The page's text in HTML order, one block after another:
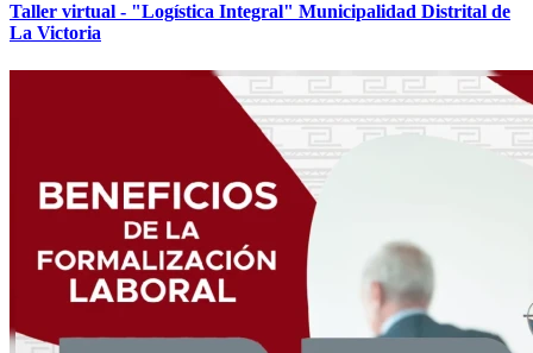
Taller virtual - "Logística Integral" Municipalidad Distrital de
La Victoria